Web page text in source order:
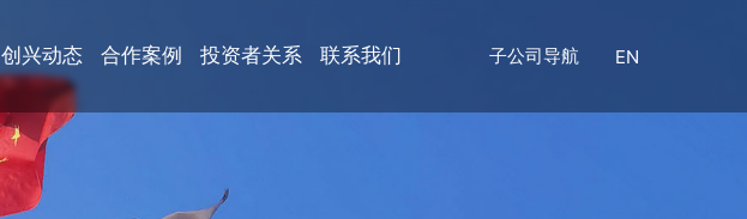
创兴动态 合作案例 投资者关系 联系我们 子公司导航 EN